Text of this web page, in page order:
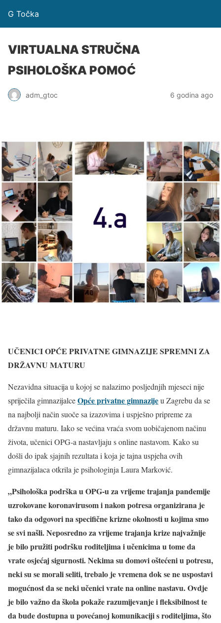
G Točka
VIRTUALNA STRUČNA
PSIHOLOŠKA POMOĆ
adm_gtoc 6 godina ago
UČENICI OPĆE PRIVATNE GIMNAZIJE SPREMNI ZA
DRŽAVNU MATURU
Nezavidna situacija u kojoj se nalazimo posljednjih mjeseci nije
spriječila gimnazijalceOpće privatne gimnazijeu Zagrebu da se
na najbolji način suoče sa izazovima i uspješno pripreme za
državnu maturu. Iako se većina vraća svom uobičajenom načinu
života, učenici OPG-a nastavljaju s online nastavom. Kako su
došli do ipak sjajnih rezultata i koja je tajna uspjeha ovih
gimnazijalaca otkrila je psihologinja Laura Marković.
„Psihološka podrška u OPG-u za vrijeme trajanja pandemije
uzrokovane koronavirusom i nakon potresa organizirana je
tako da odgovori na specifične krizne okolnosti u kojima smo
se svi našli. Neposredno za vrijeme trajanja krize najvažnije
je bilo pružiti podršku roditeljima i učenicima u tome da
vrate osjećaj sigurnosti. Nekima su domovi oštećeni u potresu,
neki su se morali seliti, trebalo je vremena dok se ne uspostavi
mogućnost da se neki učenici vrate na online nastavu. Ovdje
je bilo važno da škola pokaže razumijevanje i fleksibilnost te
da bude dostupna u povećanoj komunikaciji s roditeljima, što